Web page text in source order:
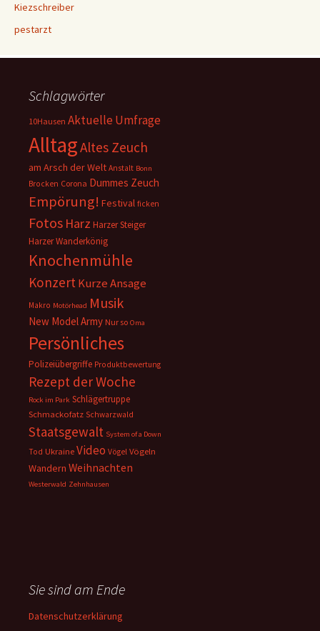
Kiezschreiber
pestarzt
Schlagwörter
10Hausen Aktuelle Umfrage
AlltagAltes Zeuch
am Arsch der Welt Anstalt Bonn
Brocken Corona Dummes Zeuch
Empörung! Festival ficken
Fotos Harz Harzer Steiger
Harzer Wanderkönig
Knochenmühle
KonzertKurze Ansage
Makro Motörhead Musik
New Model Army Nur so Oma
Persönliches
Polizeiübergriffe Produktbewertung
Rezept der Woche
Rock im Park Schlägertruppe
Schmackofatz Schwarzwald
Staatsgewalt System of a Down
Tod Ukraine Video Vögel Vögeln
Wandern Weihnachten
Westerwald Zehnhausen
Sie sind am Ende
Datenschutzerklärung